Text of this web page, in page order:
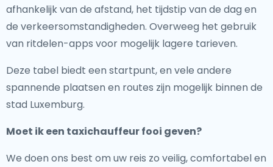
afhankelijk van de afstand, het tijdstip van de dag en
de verkeersomstandigheden. Overweeg het gebruik
van ritdelen-apps voor mogelijk lagere tarieven.
Deze tabel biedt een startpunt, en vele andere
spannende plaatsen en routes zijn mogelijk binnen de
stad Luxemburg.
Moet ik een taxichauffeur fooi geven?
We doen ons best om uw reis zo veilig, comfortabel en